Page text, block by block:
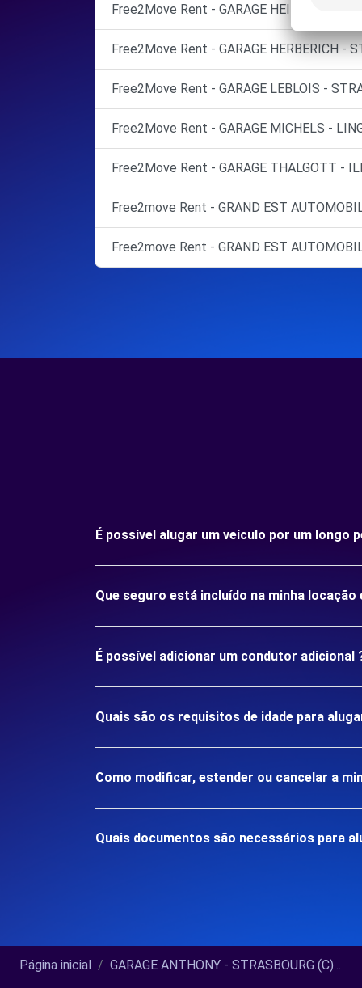
Free2Move Rent - GARAGE HEIDERICH
Free2Move Rent - GARAGE HERBERICH -
Free2Move Rent - GARAGE LEBLOIS -
Free2Move Rent - GARAGE MICHELS -
Free2Move Rent - GARAGE THALGOTT -
Free2move Rent - GRAND EST
Free2move Rent - GRAND EST
É possível alugar um veículo por um longo
Que seguro está incluído na minha locação
É possível adicionar um condutor adicional
Quais são os requisitos de idade para
Como modificar, estender ou cancelar a
Quais documentos são necessários para
Página inicial GARAGE ANTHONY - STRASBOURG (C)...